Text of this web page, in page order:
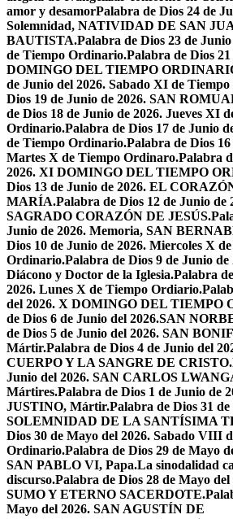
amor y desamorPalabra de Dios 24 de
Solemnidad, NATIVIDAD DE SAN
BAUTISTA.Palabra de Dios 23 de
de Tiempo Ordinario.Palabra de Dios
DOMINGO DEL TIEMPO
de Junio del 2026. Sabado XI de
Dios 19 de Junio de 2026. SAN
de Dios 18 de Junio de 2026. Jueves XI
Ordinario.Palabra de Dios 17 de Junio
de Tiempo Ordinario.Palabra de Dios
Martes X de Tiempo Ordinaro.Palabra
2026. XI DOMINGO DEL TIEMPO
Dios 13 de Junio de 2026. EL
MARÍA.Palabra de Dios 12 de Junio de
SAGRADO CORAZÓN DE JESÚS.
Junio de 2026. Memoria, SAN
Dios 10 de Junio de 2026. Miercoles X
Ordinario.Palabra de Dios 9 de Junio
Diácono y Doctor de la Iglesia.Palabra
2026. Lunes X de Tiempo Ordiario.
del 2026. X DOMINGO DEL TIEMPO
de Dios 6 de Junio del 2026.SAN
de Dios 5 de Junio del 2026. SAN
Mártir.Palabra de Dios 4 de Junio del
CUERPO Y LA SANGRE DE CRISTO.
Junio del 2026. SAN CARLOS
Mártires.Palabra de Dios 1 de Junio de
JUSTINO, Mártir.Palabra de Dios 31
SOLEMNIDAD DE LA SANTÍSIMA
Dios 30 de Mayo del 2026. Sabado VIII
Ordinario.Palabra de Dios 29 de Mayo
SAN PABLO VI, Papa.La sinodalidad
discurso.Palabra de Dios 28 de Mayo
SUMO Y ETERNO SACERDOTE.
Mayo del 2026. SAN AGUSTÍN DE